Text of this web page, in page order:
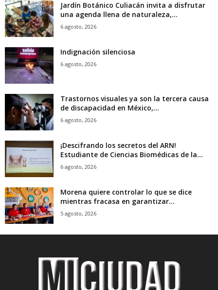
Jardín Botánico Culiacán invita a disfrutar
una agenda llena de naturaleza,...
6 agosto, 2026
Indignación silenciosa
6 agosto, 2026
Trastornos visuales ya son la tercera causa
de discapacidad en México,...
6 agosto, 2026
¡Descifrando los secretos del ARN!
Estudiante de Ciencias Biomédicas de la...
6 agosto, 2026
Morena quiere controlar lo que se dice
mientras fracasa en garantizar...
5 agosto, 2026